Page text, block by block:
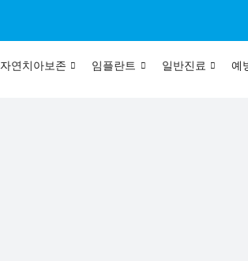
자연치아보존 임플란트 일반진료 예